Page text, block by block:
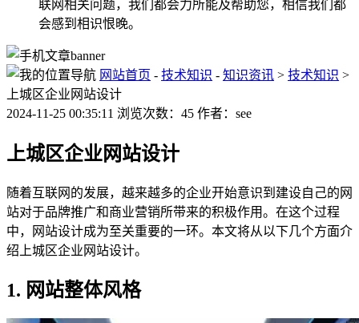
联网相关问题，我们都会力所能及帮助您，相信我们都
会感到相识恨晚。
网站首页 - 技术知识 - 知识资讯 > 技术知识 >
上城区企业网站设计
2024-11-25 00:35:11 浏览次数：45 作者：see
上城区企业网站设计
随着互联网的发展，越来越多的企业开始意识到建设自己的网
站对于品牌推广和商业营销所带来的积极作用。在这个过程
中，网站设计成为至关重要的一环。本文将从以下几个方面介
绍上城区企业网站设计。
1. 网站整体风格